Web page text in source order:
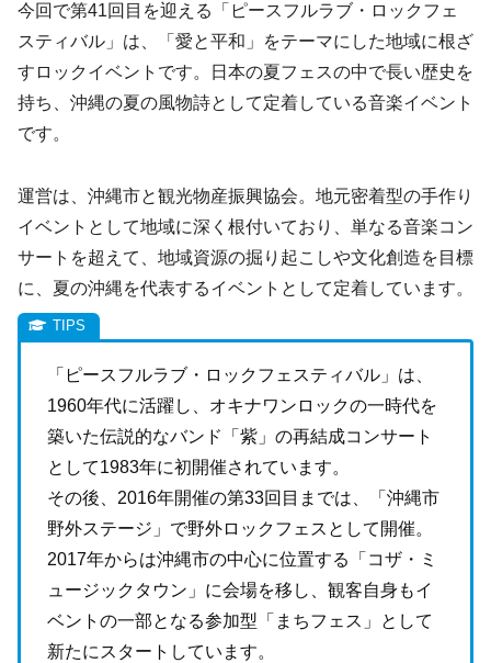
今回で第41回目を迎える「ピースフルラブ・ロックフェ
スティバル」は、「愛と平和」をテーマにした地域に根ざ
すロックイベントです。日本の夏フェスの中で長い歴史を
持ち、沖縄の夏の風物詩として定着している音楽イベント
です。
運営は、沖縄市と観光物産振興協会。地元密着型の手作り
イベントとして地域に深く根付いており、単なる音楽コン
サートを超えて、地域資源の掘り起こしや文化創造を目標
に、夏の沖縄を代表するイベントとして定着しています。
「ピースフルラブ・ロックフェスティバル」は、
1960年代に活躍し、オキナワンロックの一時代を
築いた伝説的なバンド「紫」の再結成コンサート
として1983年に初開催されています。
その後、2016年開催の第33回目までは、「沖縄市
野外ステージ」で野外ロックフェスとして開催。
2017年からは沖縄市の中心に位置する「コザ・ミ
ュージックタウン」に会場を移し、観客自身もイ
ベントの一部となる参加型「まちフェス」として
新たにスタートしています。